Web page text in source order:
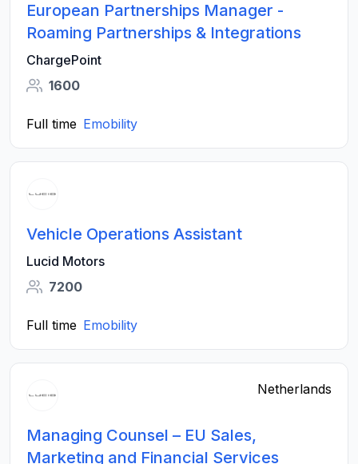
European Partnerships Manager -
Roaming Partnerships & Integrations
ChargePoint
1600
Full time Emobility
Vehicle Operations Assistant
Lucid Motors
7200
Full time Emobility
Netherlands
Managing Counsel – EU Sales,
Marketing and Financial Services